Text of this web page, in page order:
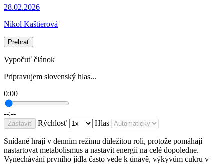
28.02.2026
Nikol Kaštierová
Prehrať
Vypočuť článok
Pripravujem slovenský hlas...
0:00
--:--
Zastaviť Rýchlosť Hlas
Snídaně hrají v denním režimu důležitou roli, protože pomáhají
nastartovat metabolismus a nastavit energii na celé dopoledne.
Vynechávání prvního jídla často vede k únavě, výkyvům cukru v